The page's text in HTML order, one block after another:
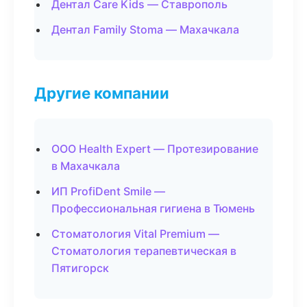
Дентал Care Kids — Ставрополь
Дентал Family Stoma — Махачкала
Другие компании
ООО Health Expert — Протезирование
в Махачкала
ИП ProfiDent Smile —
Профессиональная гигиена в Тюмень
Стоматология Vital Premium —
Стоматология терапевтическая в
Пятигорск